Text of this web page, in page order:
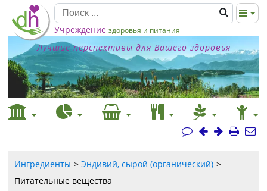
Учреждение здоровья и питания
Лучшие перспективы для Вашего здоровья
Ингредиенты
Эндивий, сырой (органический)
Питательные вещества